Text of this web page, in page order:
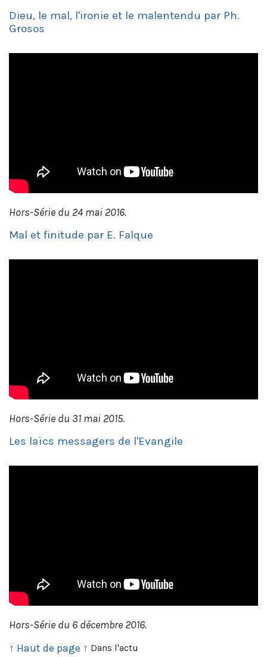
Dieu, le mal, l'ironie et le malentendu par Ph.
Grosos
Hors-Série du 24 mai 2016.
Mal et finitude par E. Falque
Hors-Série du 31 mai 2015.
Les laïcs messagers de l'Evangile
Hors-Série du 6 décembre 2016.
↑ Haut de page ↑ Dans l'actu